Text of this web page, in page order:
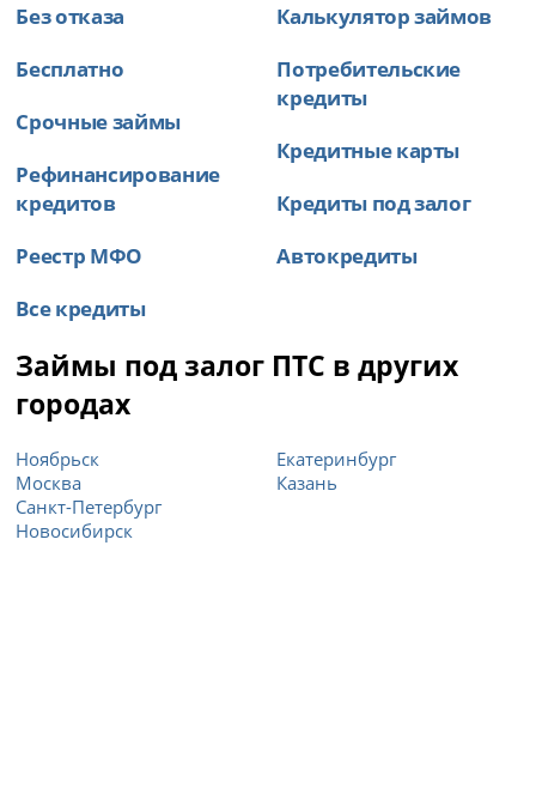
Без отказа
Бесплатно
Срочные займы
Рефинансирование
кредитов
Реестр МФО
Все кредиты
Калькулятор займов
Потребительские
кредиты
Кредитные карты
Кредиты под залог
Автокредиты
Займы под залог ПТС в других
городах
Ноябрьск
Москва
Санкт-Петербург
Новосибирск
Екатеринбург
Казань